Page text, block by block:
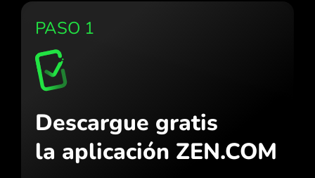
PASO 1
Descargue gratis
la aplicación ZEN.COM